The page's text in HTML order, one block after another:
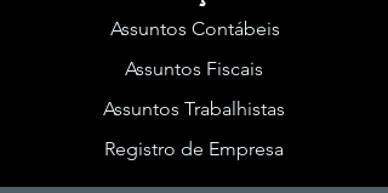
Assuntos Contábeis
Assuntos Fiscais
Assuntos Trabalhistas
Registro de Empresa